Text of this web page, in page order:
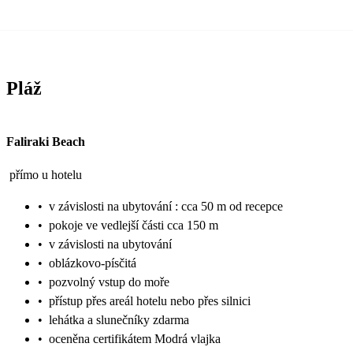
Pláž
Faliraki Beach
přímo u hotelu
• v závislosti na ubytování : cca 50 m od recepce
• pokoje ve vedlejší části cca 150 m
• v závislosti na ubytování
• oblázkovo-písčitá
• pozvolný vstup do moře
• přístup přes areál hotelu nebo přes silnici
• lehátka a slunečníky zdarma
• oceněna certifikátem Modrá vlajka